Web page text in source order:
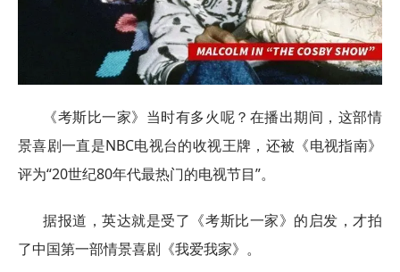
《考斯比一家》当时有多火呢？在播出期间，这部情
景喜剧一直是NBC电视台的收视王牌，还被《电视指南》
评为“20世纪80年代最热门的电视节目”。
据报道，英达就是受了《考斯比一家》的启发，才拍
了中国第一部情景喜剧《我爱我家》。